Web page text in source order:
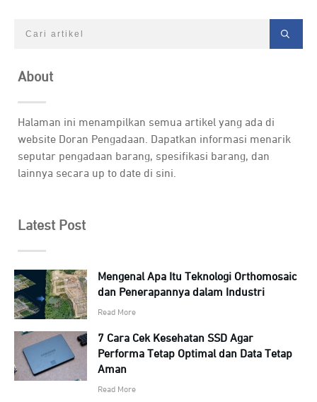
About
Halaman ini menampilkan semua artikel yang ada di
website Doran Pengadaan. Dapatkan informasi menarik
seputar pengadaan barang, spesifikasi barang, dan
lainnya secara up to date di sini.
Latest Post
Mengenal Apa Itu Teknologi Orthomosaic
dan Penerapannya dalam Industri
Read More
7 Cara Cek Kesehatan SSD Agar
Performa Tetap Optimal dan Data Tetap
Aman
Read More